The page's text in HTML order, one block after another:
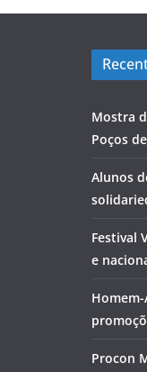
Mostra
Poços
Alunos
Festival
e
Procon